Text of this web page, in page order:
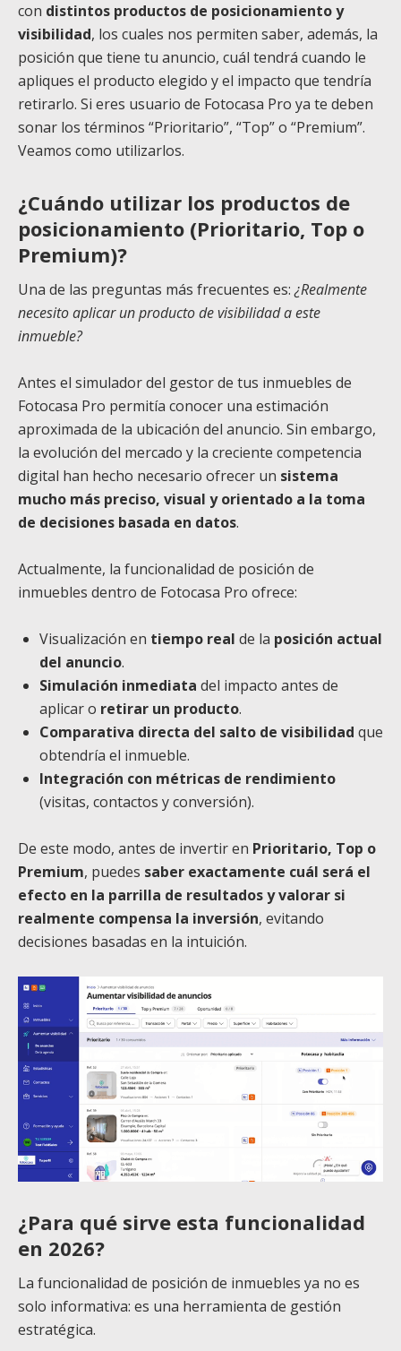
con distintos productos de posicionamiento y
visibilidad, los cuales nos permiten saber, además, la
posición que tiene tu anuncio, cuál tendrá cuando le
apliques el producto elegido y el impacto que tendría
retirarlo. Si eres usuario de Fotocasa Pro ya te deben
sonar los términos “Prioritario”, “Top” o “Premium”.
Veamos como utilizarlos.
¿Cuándo utilizar los productos de
posicionamiento (Prioritario, Top o
Premium)?
Una de las preguntas más frecuentes es:¿Realmente
necesito aplicar un producto de visibilidad a este
inmueble?
Antes el simulador del gestor de tus inmuebles de
Fotocasa Pro permitía conocer una estimación
aproximada de la ubicación del anuncio. Sin embargo,
la evolución del mercado y la creciente competencia
digital han hecho necesario ofrecer un sistema
mucho más preciso, visual y orientado a la toma
de decisiones basada en datos.
Actualmente, la funcionalidad de posición de
inmuebles dentro de Fotocasa Pro ofrece:
Visualización en tiempo real de la posición actual
del anuncio.
Simulación inmediata del impacto antes de
aplicar o retirar un producto.
Comparativa directa del salto de visibilidad que
obtendría el inmueble.
Integración con métricas de rendimiento
(visitas, contactos y conversión).
De este modo, antes de invertir en Prioritario, Top o
Premium, puedes saber exactamente cuál será el
efecto en la parrilla de resultados y valorar si
realmente compensa la inversión, evitando
decisiones basadas en la intuición.
¿Para qué sirve esta funcionalidad
en 2026?
La funcionalidad de posición de inmuebles ya no es
solo informativa: es una herramienta de gestión
estratégica.